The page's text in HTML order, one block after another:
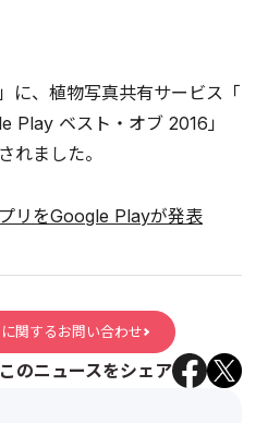
に、植物写真共有サービス「
Play ベスト・オブ 2016」
れました。
リをGoogle Playが発表
関するお問い合わせ
このニュースをシェア